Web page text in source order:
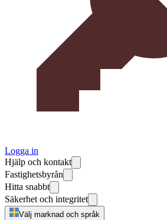
Logga in
Hjälp och kontakt
Fastighetsbyrån
Hitta snabbt
Säkerhet och integritet
Välj marknad och språk